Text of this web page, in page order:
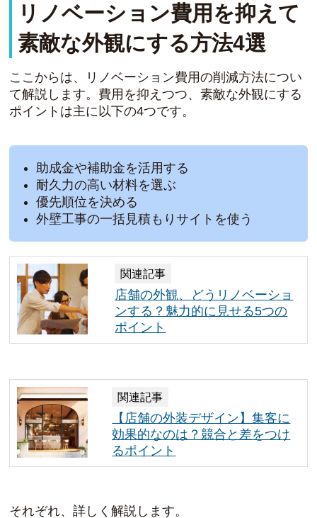
リノベーション費用を抑えて
素敵な外観にする方法4選
ここからは、リノベーション費用の削減方法につい
て解説します。費用を抑えつつ、素敵な外観にする
ポイントは主に以下の4つです。
助成金や補助金を活用する
耐久力の高い材料を選ぶ
優先順位を決める
外壁工事の一括見積もりサイトを使う
関連記事
店舗の外観、どうリノベーショ
ンする？魅力的に見せる5つの
ポイント
関連記事
【店舗の外装デザイン】集客に
効果的なのは？競合と差をつけ
るポイント
それぞれ、詳しく解説します。